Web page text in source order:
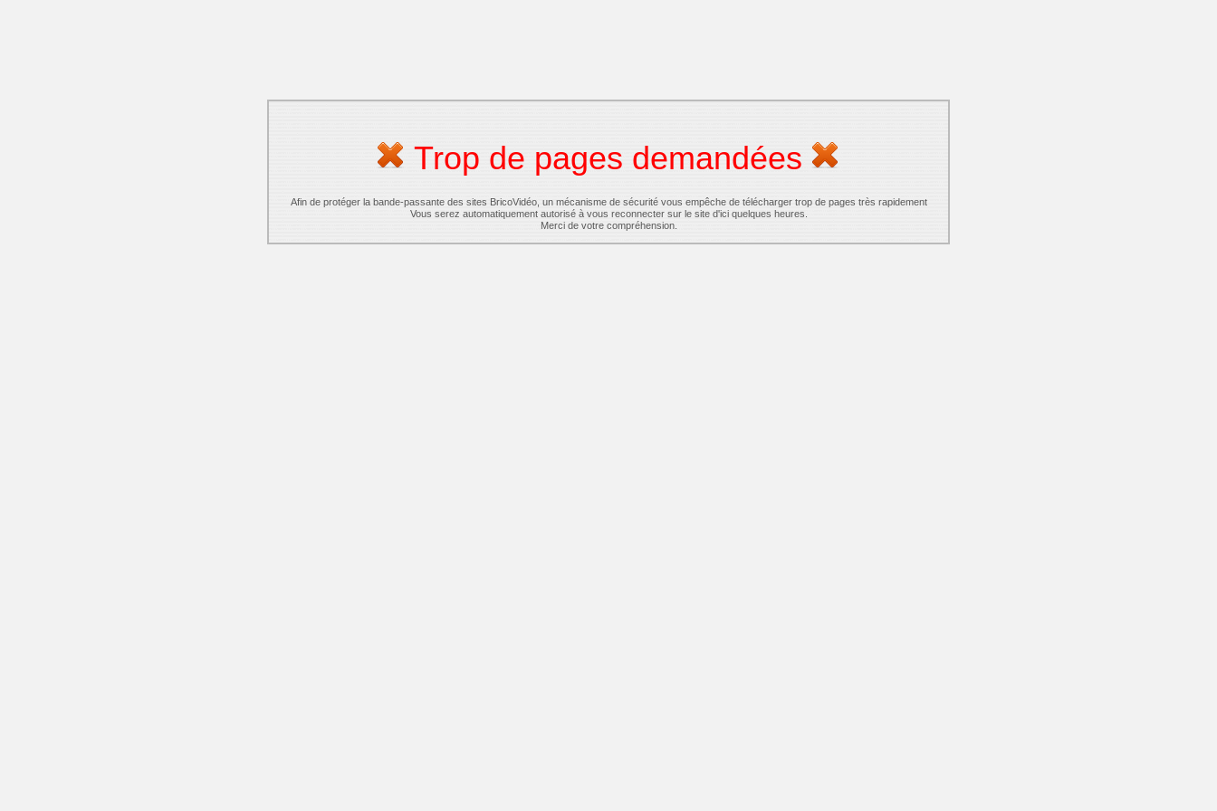
Trop de pages demandées
Afin de protéger la bande-passante des sites BricoVidéo, un mécanisme de sécurité vous empêche de télécharger trop de pages très rapidement
Vous serez automatiquement autorisé à vous reconnecter sur le site d'ici quelques heures.
Merci de votre compréhension.